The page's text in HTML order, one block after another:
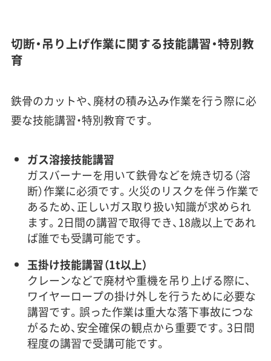
切断・吊り上げ作業に関する技能講習・特別教
育
鉄骨のカットや、廃材の積み込み作業を行う際に必
要な技能講習・特別教育です。
ガス溶接技能講習
ガスバーナーを用いて鉄骨などを焼き切る（溶
断）作業に必須です。火災のリスクを伴う作業で
あるため、正しいガス取り扱い知識が求められ
ます。2日間の講習で取得でき、18歳以上であれ
ば誰でも受講可能です。
玉掛け技能講習（1t以上）
クレーンなどで廃材や重機を吊り上げる際に、
ワイヤーロープの掛け外しを行うために必要な
講習です。誤った作業は重大な落下事故につな
がるため、安全確保の観点から重要です。3日間
程度の講習で受講可能です。